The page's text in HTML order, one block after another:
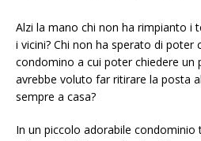
Alzi la mano chi non ha rimpianto i
i vicini? Chi non ha sperato di poter
condomino a cui poter chiedere un
avrebbe voluto far ritirare la posta
sempre a casa?
In un piccolo adorabile